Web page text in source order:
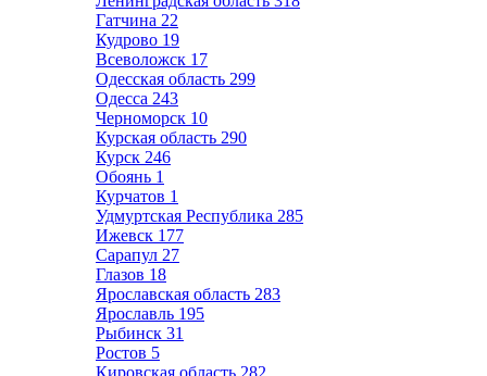
Гатчина 22
Кудрово 19
Всеволожск 17
Одесская область 299
Одесса 243
Черноморск 10
Курская область 290
Курск 246
Обоянь 1
Курчатов 1
Удмуртская Республика 285
Ижевск 177
Сарапул 27
Глазов 18
Ярославская область 283
Ярославль 195
Рыбинск 31
Ростов 5
Кировская область 282